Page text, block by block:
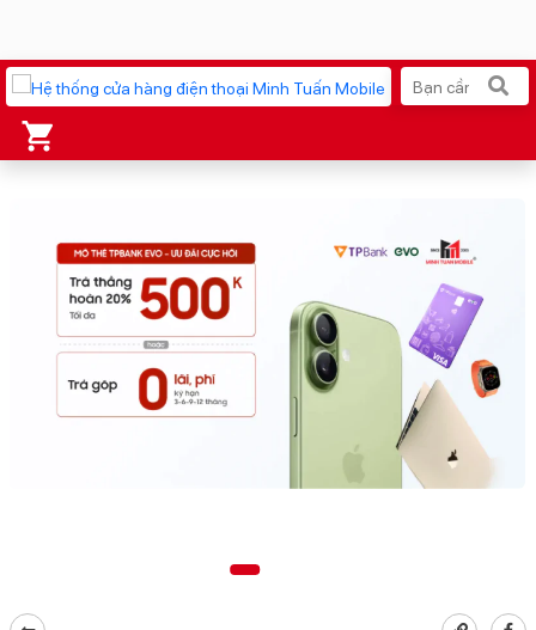
AirTag 2 Mới Galaxy Z8 Series
AirPods 4 OPPO Reno16
Apple Watch S11 Ốp lưng Pitaka
Ốp lưng Apple
Cốc sạc Apple